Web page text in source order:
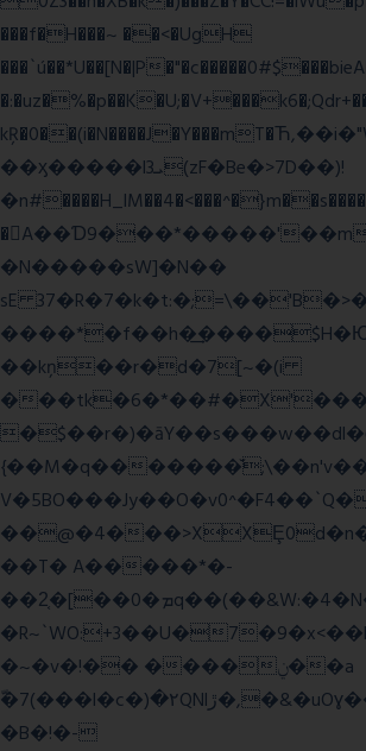
���f�H���~ ��<�UgH
���`ú��*U��[N�|P
��ӽ�����l3ܝ(zF�Be�>7D��)!
�A��Ɗ9���*�����'��m
�N�����sW]�N��
sE
��kņ��r�d�7[~�(i
�
{��M�q��
��@�4�
��T� A�����*�-
��2͔�[��0�ܡq��(��&W:�4�N�=h�5��A'B2
�R~`WO:+3��U�
�~�v�!�� ����ݧ��a
ّ�7(���l�c�)�۲QNlڙ�,�&�uOɣ���yP( z�D|
�B�!�-